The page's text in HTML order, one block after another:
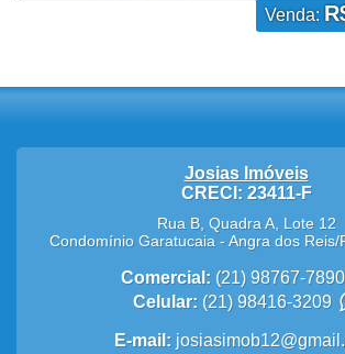
Venda:
Josias Imóveis
CRECI: 23411-F
Rua B, Quadra A, Lote 12
Condomínio Garatucaia -Angra dos Reis/
Comercial: (21) 98767-7890
Celular: (21) 98416-3209
E-mail: